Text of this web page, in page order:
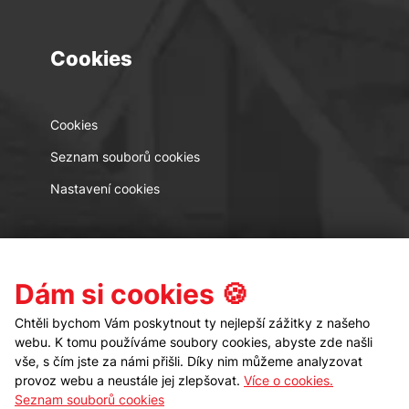
Cookies
Cookies
Seznam souborů cookies
Nastavení cookies
Kontakt Sledujte nás
Dám si cookies 🍪
Chtěli bychom Vám poskytnout ty nejlepší zážitky z našeho
webu. K tomu používáme soubory cookies, abyste zde našli
vše, s čím jste za námi přišli. Díky nim můžeme analyzovat
provoz webu a neustále jej zlepšovat. Více o cookies.
Seznam souborů cookies